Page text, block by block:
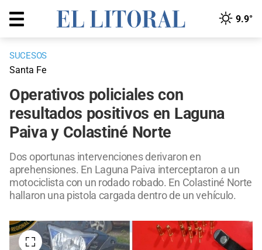
9.9°
SUCESOS
Santa Fe
Operativos policiales con
resultados positivos en Laguna
Paiva y Colastiné Norte
Dos oportunas intervenciones derivaron en
aprehensiones. En Laguna Paiva interceptaron a un
motociclista con un rodado robado. En Colastiné Norte
hallaron una pistola cargada dentro de un vehículo.